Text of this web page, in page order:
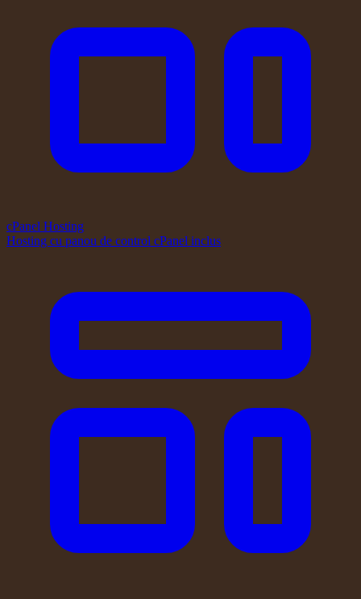
cPanel Hosting
Hosting cu panou de control cPanel inclus